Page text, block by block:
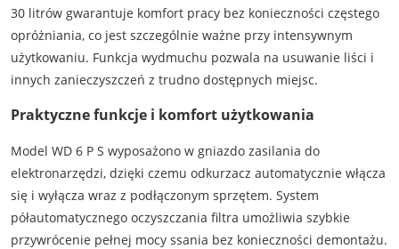
30 litrów gwarantuje komfort pracy bez konieczności częstego
opróżniania, co jest szczególnie ważne przy intensywnym
użytkowaniu. Funkcja wydmuchu pozwala na usuwanie liści i
innych zanieczyszczeń z trudno dostępnych miejsc.
Praktyczne funkcje i komfort użytkowania
Model WD 6 P S wyposażono w gniazdo zasilania do
elektronarzędzi, dzięki czemu odkurzacz automatycznie włącza
się i wyłącza wraz z podłączonym sprzętem. System
półautomatycznego oczyszczania filtra umożliwia szybkie
przywrócenie pełnej mocy ssania bez konieczności demontażu.